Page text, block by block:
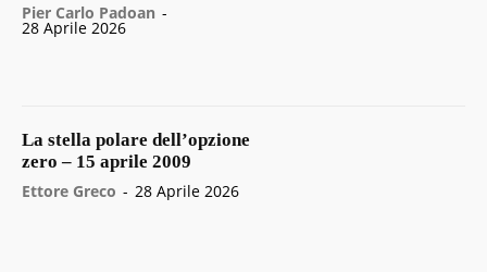
Pier Carlo Padoan -
28 Aprile 2026
La stella polare dell’opzione
zero – 15 aprile 2009
Ettore Greco - 28 Aprile 2026